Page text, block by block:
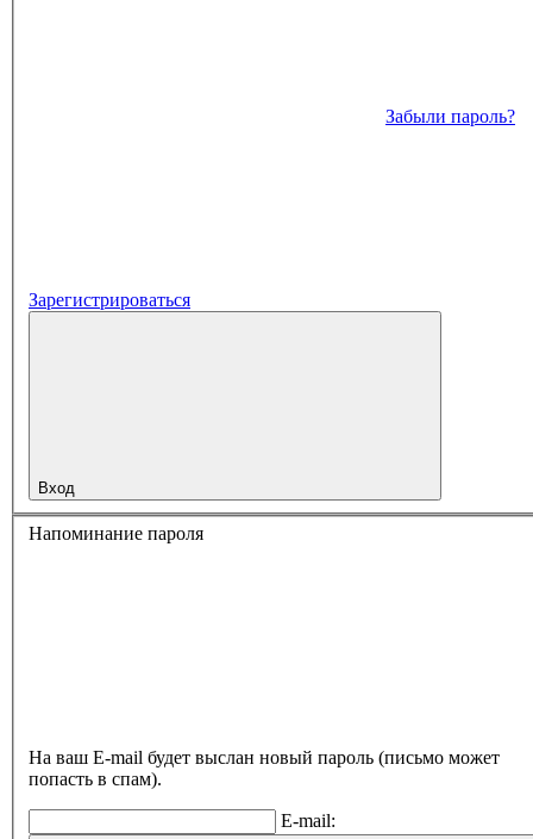
Забыли пароль?
Зарегистрироваться
Вход
Напоминание пароля
На ваш E-mail будет выслан новый пароль (письмо может
попасть в спам).
E-mail: